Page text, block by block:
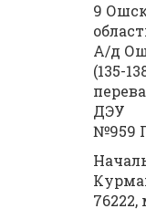
9
А/д
(135-
ДЭУ
№959
76222,